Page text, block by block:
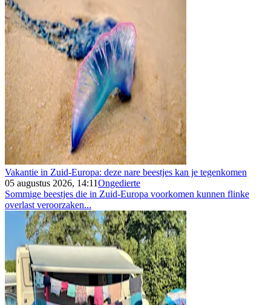
Vakantie in Zuid-Europa: deze nare beestjes kan je tegenkomen
05 augustus 2026, 14:11Ongedierte
Sommige beestjes die in Zuid-Europa voorkomen kunnen flinke
overlast veroorzaken...